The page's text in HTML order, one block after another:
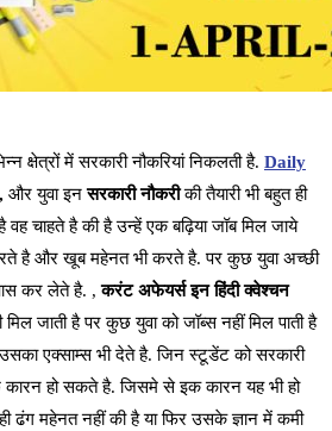
क्षेत्रों में सरकारी नौकरियां निकलती है. Daily
, और युवा इनसरकारी नौकरीकी तैयारी भी बहुत ही
चाहते है की है उन्हें एक बढ़िया जॉब मिल जाये
है और खूब महेनत भी करते है. पर कुछ युवा अच्छी
कर लेते है. ,करंट अफेयर्स इन हिंदी क्वेश्चन
जाती है पर कुछ युवा को जॉब्स नहीं मिल पाती है
एक्साम्स भी देते है. जिन स्टूडेंट को सरकारी
हो सकते है. जिसमे से इक कारन यह भी हो
ढंग महेनत नहीं की है या फिर उसके ज्ञान में कमी